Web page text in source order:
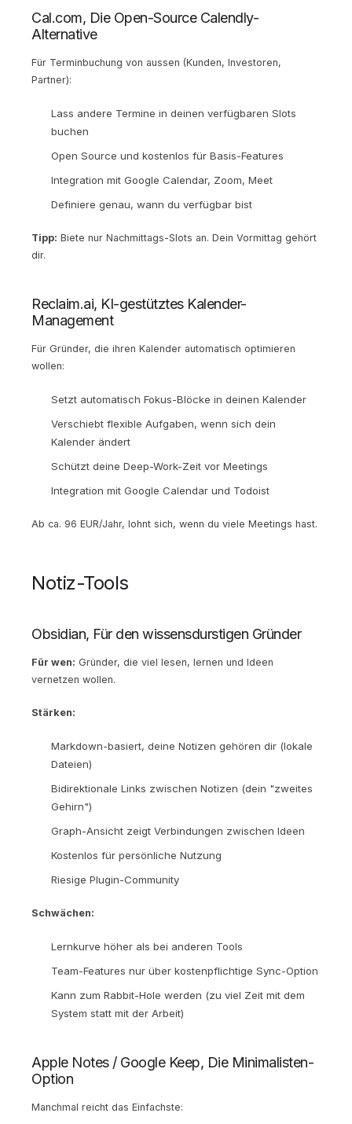
Cal.com, Die Open-Source Calendly-
Alternative
Für Terminbuchung von aussen (Kunden, Investoren,
Partner):
Lass andere Termine in deinen verfügbaren Slots
buchen
Open Source und kostenlos für Basis-Features
Integration mit Google Calendar, Zoom, Meet
Definiere genau, wann du verfügbar bist
Tipp: Biete nur Nachmittags-Slots an. Dein Vormittag gehört
dir.
Reclaim.ai, KI-gestütztes Kalender-
Management
Für Gründer, die ihren Kalender automatisch optimieren
wollen:
Setzt automatisch Fokus-Blöcke in deinen Kalender
Verschiebt flexible Aufgaben, wenn sich dein
Kalender ändert
Schützt deine Deep-Work-Zeit vor Meetings
Integration mit Google Calendar und Todoist
Ab ca. 96 EUR/Jahr, lohnt sich, wenn du viele Meetings hast.
Notiz-Tools
Obsidian, Für den wissensdurstigen Gründer
Für wen: Gründer, die viel lesen, lernen und Ideen
vernetzen wollen.
Stärken:
Markdown-basiert, deine Notizen gehören dir (lokale
Dateien)
Bidirektionale Links zwischen Notizen (dein "zweites
Gehirn")
Graph-Ansicht zeigt Verbindungen zwischen Ideen
Kostenlos für persönliche Nutzung
Riesige Plugin-Community
Schwächen:
Lernkurve höher als bei anderen Tools
Team-Features nur über kostenpflichtige Sync-Option
Kann zum Rabbit-Hole werden (zu viel Zeit mit dem
System statt mit der Arbeit)
Apple Notes / Google Keep, Die Minimalisten-
Option
Manchmal reicht das Einfachste: